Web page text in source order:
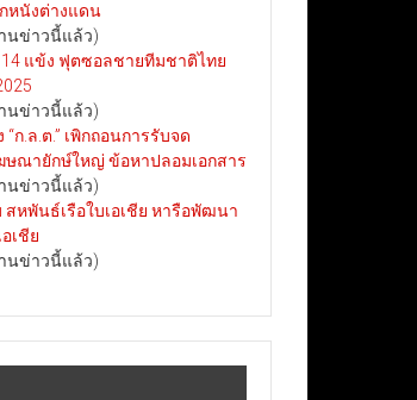
หนังต่างแดน
นข่าวนี้แล้ว)
แข้ง ฟุตซอลชายทีมชาติไทย
นข่าวนี้แล้ว)
“ก.ล.ต.” เพิกถอนการรับจด
ษณายักษ์ใหญ่ ข้อหาปลอมเอกสาร
นข่าวนี้แล้ว)
สหพันธ์เรือใบเอเชีย หารือพัฒนา
เชีย
นข่าวนี้แล้ว)